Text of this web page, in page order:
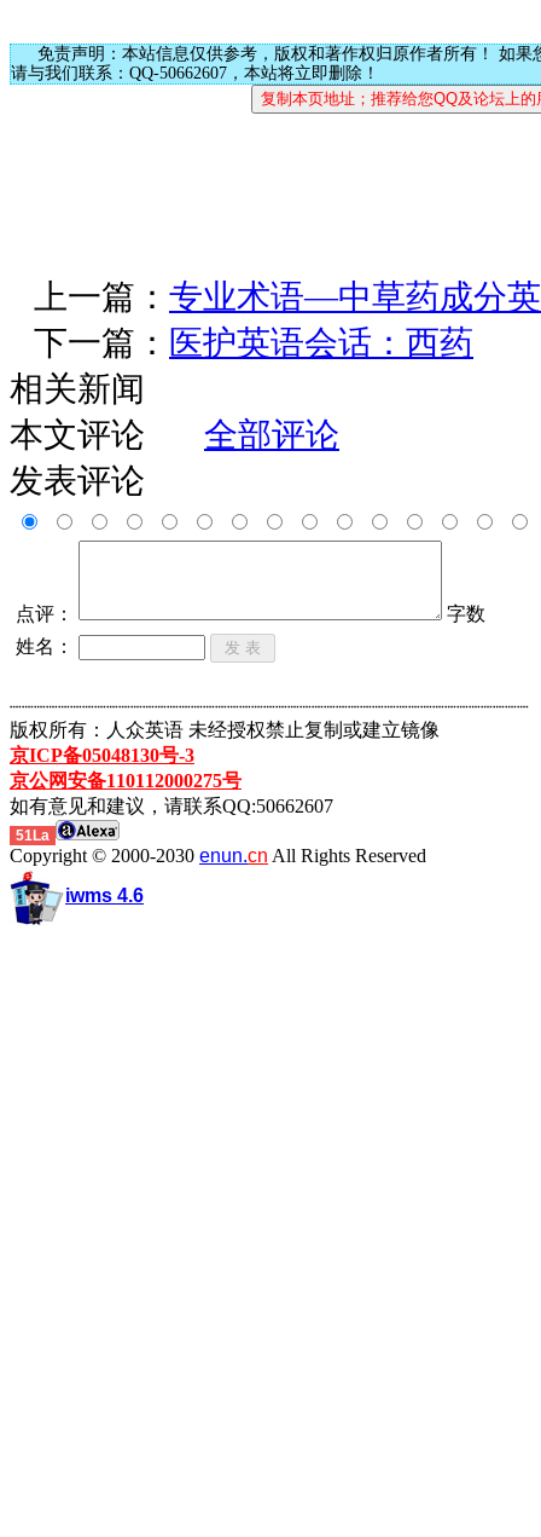
免责声明：本站信息仅供参考，版权和著作权归原作者所有！ 如果
请与我们联系：QQ-50662607，本站将立即删除！
上一篇： 专业术语—中草药成分
下一篇： 医护英语会话：西药
相关新闻
本文评论
全部评论
发表评论
点评：
字数
姓名：
┈┈┈┈┈┈┈┈┈┈┈┈┈┈┈┈┈┈┈┈┈┈┈┈┈┈┈┈┈┈┈┈┈┈┈┈┈┈┈┈┈┈┈
版权所有：人众英语 未经授权禁止复制或建立镜像
京ICP备05048130号-3
京公网安备110112000275号
如有意见和建议，请联系QQ:50662607
51La
Copyright © 2000-2030 enun.cn All Rights Reserved
iwms 4.6